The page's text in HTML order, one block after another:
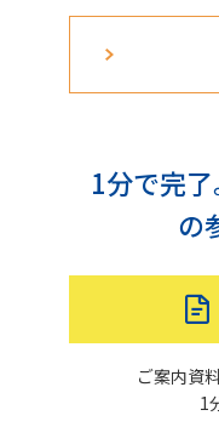
1分で完
の
ご案内資
1